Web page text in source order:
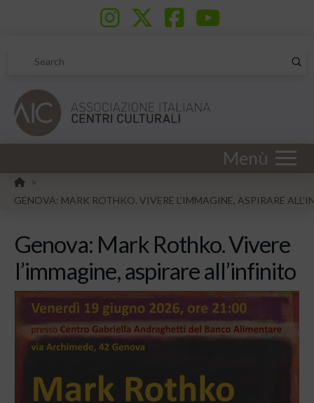
Search
Menù
HOME
>
GENOVA: MARK ROTHKO. VIVERE L’IMMAGINE, ASPIRARE
Genova: Mark Rothko. Vivere
l’immagine, aspirare all’infinito